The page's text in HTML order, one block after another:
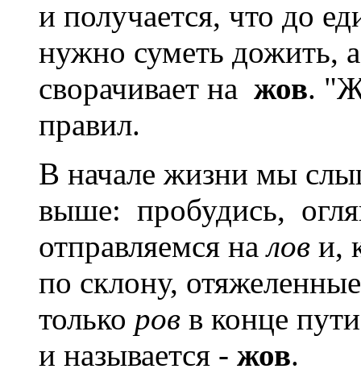
и получается, что до
нужно суметь дожить,
сворачивает на жов.
правил.
В начале жизни мы
выше: пробудись,
отправляемся налов и,
по склону,
только ров в конце
и называется - жов.